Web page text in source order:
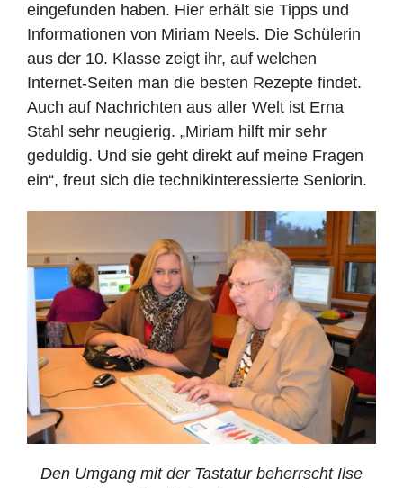
eingefunden haben. Hier erhält sie Tipps und
Informationen von Miriam Neels. Die Schülerin
aus der 10. Klasse zeigt ihr, auf welchen
Internet-Seiten man die besten Rezepte findet.
Auch auf Nachrichten aus aller Welt ist Erna
Stahl sehr neugierig. „Miriam hilft mir sehr
geduldig. Und sie geht direkt auf meine Fragen
ein“, freut sich die technikinteressierte Seniorin.
Den Umgang mit der Tastatur beherrscht Ilse